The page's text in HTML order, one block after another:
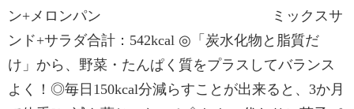
ン+メロンパン ミックスサ
ンド+サラダ合計：542kcal ◎「炭水化物と脂質だ
け」から、野菜・たんぱく質をプラスしてバランス
よく！◎毎日150kcal分減らすことが出来ると、3か月